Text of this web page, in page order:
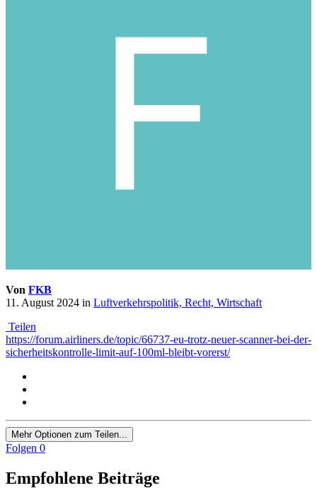
Von FKB
11. August 2024 in Luftverkehrspolitik, Recht, Wirtschaft
Teilen
https://forum.airliners.de/topic/66737-eu-trotz-neuer-scanner-bei-der-
sicherheitskontrolle-limit-auf-100ml-bleibt-vorerst/
Mehr Optionen zum Teilen...
Folgen 0
Empfohlene Beiträge